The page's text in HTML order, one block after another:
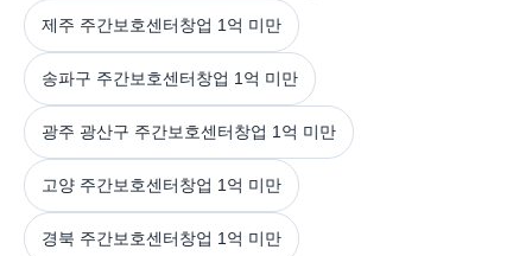
제주 주간보호센터창업 1억 미만
송파구 주간보호센터창업 1억 미만
광주 광산구 주간보호센터창업 1억 미만
고양 주간보호센터창업 1억 미만
경북 주간보호센터창업 1억 미만